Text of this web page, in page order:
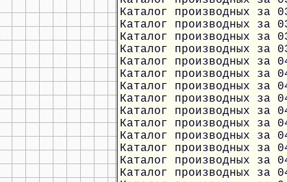
Каталог производных за
Каталог производных за
Каталог производных за
Каталог производных за
Каталог производных за
Каталог производных за
Каталог производных за
Каталог производных за
Каталог производных за
Каталог производных за
Каталог производных за
Каталог производных за
Каталог производных за
Каталог производных за